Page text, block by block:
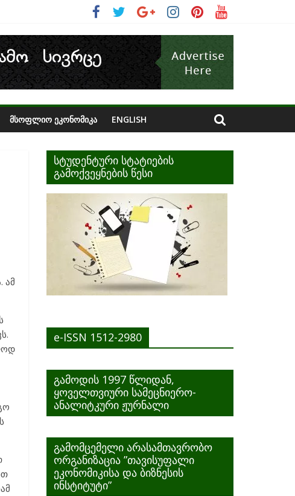
ᲛᲡᲝᲤᲚᲘᲝ ᲔᲙᲝᲜᲝᲛᲘᲙᲐ ENGLISH
ამ
სტუდენტური სტატიების
გამოქვეყნების წესი
e-ISSN 1512-2980
გამოდის 1997 წლიდან,
ყოველთვიური სამეცნიერო-
ანალიტკური ჟურნალი
გამომცემელი არასამთავრობო
ორგანიზაცია ”თავისუფალი
ეკონომიკისა და ბიზნესის
ინსტიტუტი”